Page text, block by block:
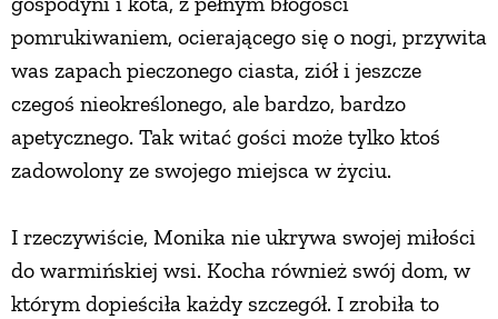
pomrukiwaniem, ocierającego się o nogi, przywita
was zapach pieczonego ciasta, ziół i jeszcze
czegoś nieokreślonego, ale bardzo, bardzo
apetycznego. Tak witać gości może tylko ktoś
zadowolony ze swojego miejsca w życiu.
I rzeczywiście, Monika nie ukrywa swojej miłości
do warmińskiej wsi. Kocha również swój dom, w
którym dopieściła każdy szczegół. I zrobiła to